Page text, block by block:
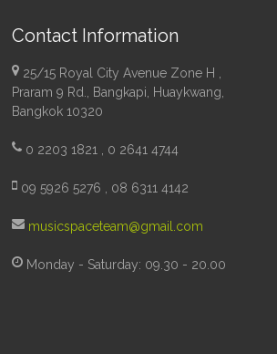
Contact Information
25/15 Royal City Avenue Zone H ,
Praram 9 Rd., Bangkapi, Huaykwang,
Bangkok 10320
0 2203 1821 , 0 2641 4744
09 5926 5276 , 08 6311 4142
musicspaceteam@gmail.com
Monday - Saturday: 09.30 - 20.00